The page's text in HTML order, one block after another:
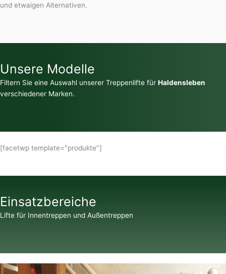
und etwaigen Alternativen.
Unsere Modelle
Filtern Sie eine Auswahl unserer Treppenlifte für Haldensleben
verschiedener Marken.
[facetwp template="produkte"]
Einsatzbereiche
Lifte für Innentreppen und Außentreppen